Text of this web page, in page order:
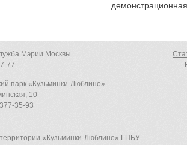
Мэрии Москвы
77
парк «Кузьминки-Люблино»
10
35-93
«Кузьминки-Люблино» ГПБУ